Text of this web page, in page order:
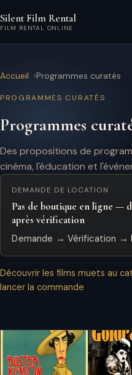
Silent Film Rental
FILM RENTAL ONLINE
Accueil Programmes curatés
PROGRAMMES CURATÉS
Programmes
Des propositions de
cinéma, l'éducation et
DEMANDE DE LOCATION
Pas de boutique en ligne —
après vérification
Demande → Vérification →
Découvrir les films muets au
lancer la commande